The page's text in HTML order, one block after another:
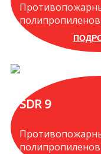
SDR 9